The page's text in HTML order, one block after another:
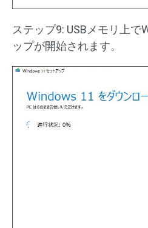
ステップ9: USBメモリ上
ップが開始されます。